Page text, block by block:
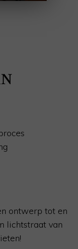
ontwerp tot en
lichtstraat van